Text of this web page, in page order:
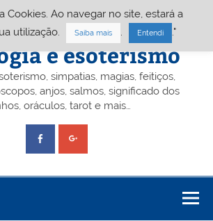
A&E – Portal
e esoterismo
simpatias, magias, feitiços,
anjos, salmos, significado dos
oráculos, tarot e mais…
Cookies. Ao navegar no site, estará a
utilização.
Saiba mais Entendi ."